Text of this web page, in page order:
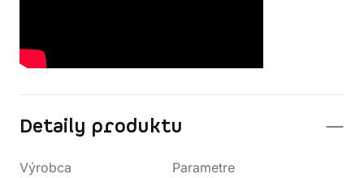
Detaily produktu
Výrobca
Parametre